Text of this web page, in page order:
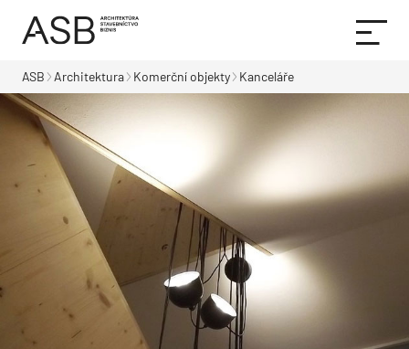
ASB Architektura Komerční objekty Kanceláře